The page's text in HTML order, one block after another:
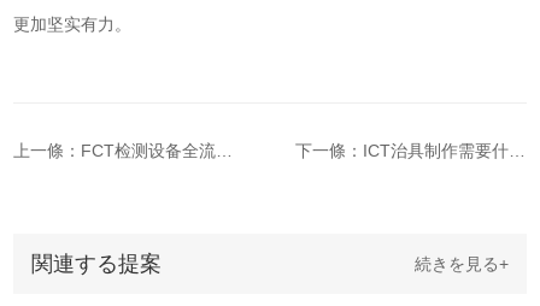
更加坚实有力。
関連する提案 続きを見る+